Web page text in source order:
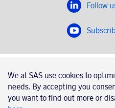
Follow
SAS
SAS AB, registration
Stockholm,
We at SAS use cookies to
needs. By accepting you
you want to find out more or